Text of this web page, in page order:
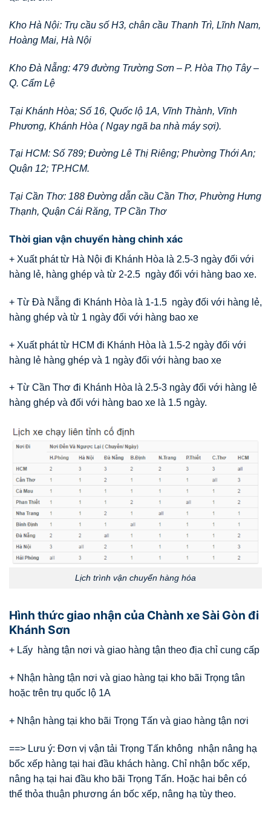
Kho Hà Nội: Trụ cầu số H3, chân cầu Thanh Trì, Lĩnh Nam,
Hoàng Mai, Hà Nội
Kho Đà Nẵng: 479 đường Trường Sơn – P. Hòa Thọ Tây –
Q. Cẩm Lệ
Tại Khánh Hòa; Số 16, Quốc lộ 1A, Vĩnh Thành, Vĩnh
Phương, Khánh Hòa ( Ngay ngã ba nhà máy sợi).
Tại HCM: Số 789; Đường Lê Thị Riêng; Phường Thới An;
Quận 12; TP.HCM.
Tại Cần Thơ: 188 Đường dẫn cầu Cần Thơ, Phường Hưng
Thạnh, Quận Cái Răng, TP Cần Thơ
Thời gian vận chuyển hàng chinh xác
+ Xuất phát từ Hà Nội đi Khánh Hòa là 2.5-3 ngày đối với
hàng lẻ, hàng ghép và từ 2-2.5 ngày đối với hàng bao xe.
+ Từ Đà Nẵng đi Khánh Hòa là 1-1.5 ngày đối với hàng lẻ,
hàng ghép và từ 1 ngày đối với hàng bao xe
+ Xuất phát từ HCM đi Khánh Hòa là 1.5-2 ngày đối với
hàng lẻ hàng ghép và 1 ngày đối với hàng bao xe
+ Từ Cần Thơ đi Khánh Hòa là 2.5-3 ngày đối với hàng lẻ
hàng ghép và đối với hàng bao xe là 1.5 ngày.
Lịch trình vận chuyển hàng hóa
Hình thức giao nhận của Chành xe Sài Gòn đi
Khánh Sơn
+ Lấy hàng tận nơi và giao hàng tận theo địa chỉ cung cấp
+ Nhận hàng tận nơi và giao hàng tại kho bãi Trọng tân
hoặc trên trụ quốc lộ 1A
+ Nhận hàng tại kho bãi Trọng Tấn và giao hàng tận nơi
==> Lưu ý: Đơn vị vận tải Trọng Tấn không nhận nâng hạ
bốc xếp hàng tại hai đầu khách hàng. Chỉ nhận bốc xếp,
nâng hạ tại hai đầu kho bãi Trọng Tấn. Hoặc hai bên có
thể thỏa thuận phương án bốc xếp, nâng hạ tùy theo.